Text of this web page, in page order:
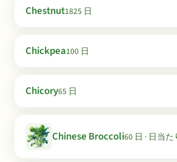
Chestnut1825 日
Chickpea100 日
Chicory65 日
Chinese Broccoli60 日 · 日当